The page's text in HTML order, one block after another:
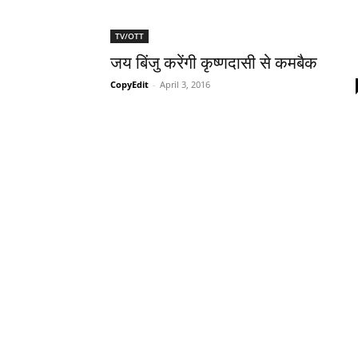
TV/OTT
जय बिंजु करेंगी कृष्‍णदासी से कमबैक
CopyEdit - April 3, 2016